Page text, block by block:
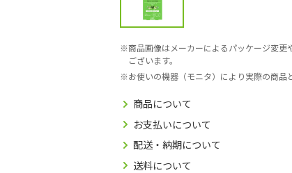
商品画像はメーカーによるパッケージ変
ございます。
お使いの機器（モニタ）により実際の商品
商品について
お支払いについて
配送・納期について
送料について